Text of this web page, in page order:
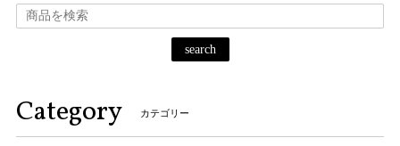
search
Category カテゴリー